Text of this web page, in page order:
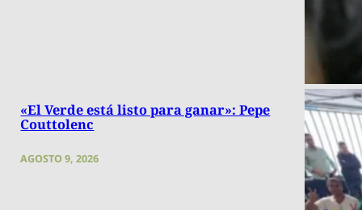
«El Verde está listo para ganar»: Pepe
Couttolenc
AGOSTO 9, 2026